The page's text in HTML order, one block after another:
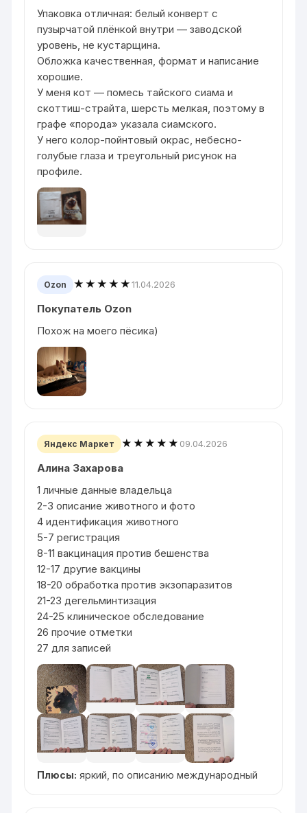
Упаковка отличная: белый конверт с
пузырчатой плёнкой внутри — заводской
уровень, не кустарщина.
Обложка качественная, формат и написание
хорошие.
У меня кот — помесь тайского сиама и
скоттиш-страйта, шерсть мелкая, поэтому в
графе «порода» указала сиамского.
У него колор-пойнтовый окрас, небесно-
голубые глаза и треугольный рисунок на
профиле.
Ozon ★★★★★11.04.2026
Покупатель Ozon
Похож на моего пёсика)
Яндекс Маркет ★★★★★ 09.04.2026
Алина Захарова
1 личные данные владельца
2-3 описание животного и фото
4 идентификация животного
5-7 регистрация
8-11 вакцинация против бешенства
12-17 другие вакцины
18-20 обработка против экзопаразитов
21-23 дегельминтизация
24-25 клиническое обследование
26 прочие отметки
27 для записей
Плюсы: яркий, по описанию международный